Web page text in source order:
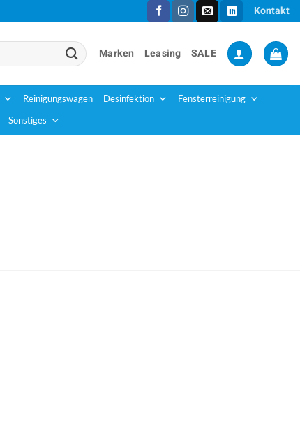
Kontakt
Marken Leasing SALE
Reinigungswagen Desinfektion Fensterreinigung
Sonstiges